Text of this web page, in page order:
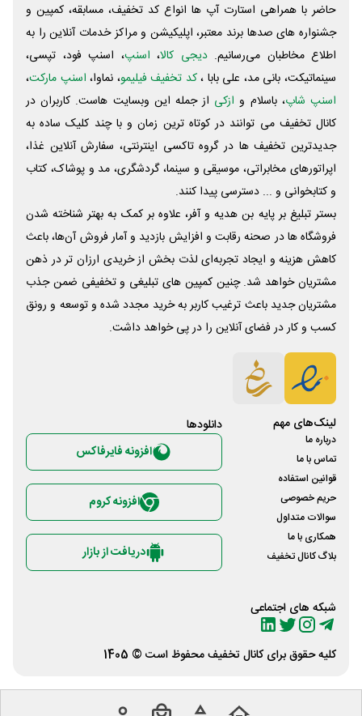
حاضر با همراهی استارت آپ ها انواع کد تخفیف، مسابقه، کمپین و
جشنواره های صدها برند معتبر، اپلیکیشن و مراکز خدمات آنلاین را به
اطلاع مخاطبان می‌رسانیم. دیجی کالا، اسنپ، اسنپ فود، تپسی،
سینماتیکت، بانی مد، علی‌ بابا ،کد تخفیف فیلیمو، نماوا، اسنپ مارکت،
اسنپ شاپ، باسلام و ازکی از جمله این وبسایت ‌هاست. کاربران در
کانال تخفیف می توانند در کوتاه ترین زمان و با چند کلیک ساده به
جدیدترین تخفیف ها در گروه تاکسی اینترنتی، سفارش آنلاین غذا،
اپراتورهای مخابراتی، موسیقی و سینما، گردشگری، مد و پوشاک، کتاب
و کتابخوانی و ... دسترسی پیدا کنند.
بستر تبلیغ بر پایه بن هدیه و آفر، علاوه بر کمک به بهتر شناخته شدن
فروشگاه ها در صحنه رقابت و افزایش بازدید و آمار فروش آن‌ها، باعث
کاهش هزینه و ایجاد تجربه‌ای لذت بخش از خریدی ارزان تر در ذهن
مشتریان خواهد شد. چنین کمپین های تبلیغی و تخفیفی ضمن جذب
مشتریان جدید باعث ترغیب کاربر به خرید مجدد شده و توسعه و رونق
کسب و کار در فضای آنلاین را در پی خواهد داشت.
لینک‌های مهم
درباره ما
تماس با ما
قوانین استفاده
حریم خصوصی
سوالات متداول
همکاری با ما
بلاگ کانال تخفیف
شبکه های اجتماعی
دانلود‌ها
افزونه فایرفاکس
افزونه کروم
دریافت از بازار
کلیه حقوق برای کانال تخفیفمحفوظ است © 1405